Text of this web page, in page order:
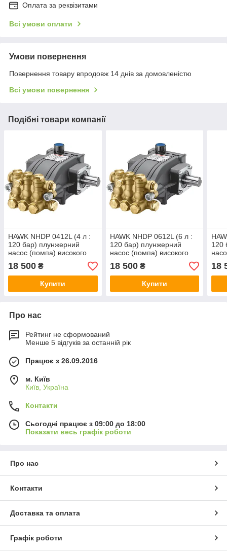
Оплата за реквізитами
Всі умови оплати
Умови повернення
Повернення товару впродовж 14 днів за домовленістю
Всі умови повернення
Подібні товари компанії
HAWK NHDP 0412L (4 л :
120 бар) плунжерний
насос (помпа) високого
тиску
18 500 ₴
Купити
HAWK NHDP 0612L (6 л :
120 бар) плунжерний
насос (помпа) високого
тиску
18 500₴
Купити
120
18
Про нас
Рейтинг не сформований
Менше 5 відгуків за останній рік
Працює з 26.09.2016
м. Київ
Київ, Україна
Контакти
Сьогодні працює з 09:00 до 18:00
Показати весь графік роботи
Про нас
Контакти
Доставка та оплата
Графік роботи